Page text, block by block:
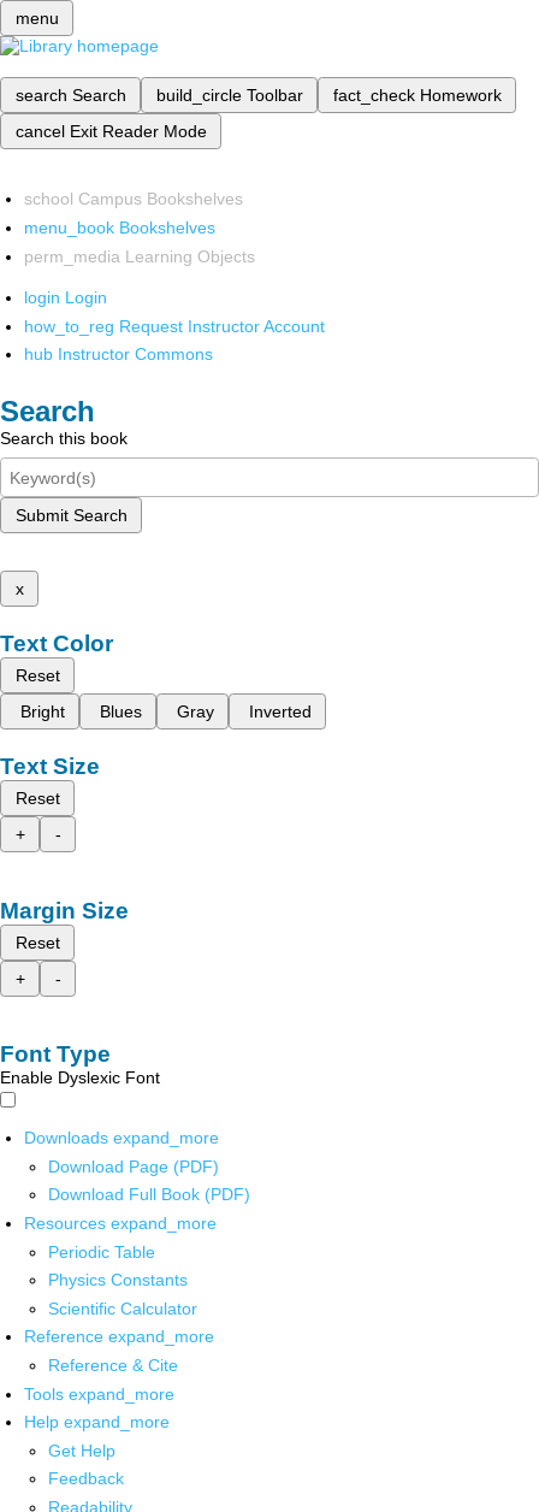
menu
search Search build_circle Toolbar fact_check Homework
cancel Exit Reader Mode
school Campus Bookshelves
menu_book Bookshelves
perm_media Learning Objects
login Login
how_to_reg Request Instructor Account
hub Instructor Commons
Search
Search this book
Submit Search
x
Text Color
Reset
Bright
Blues Gray Inverted
Text Size
Reset
+
-
Margin Size
Reset
+
-
Font Type
Enable Dyslexic Font
Downloads expand_more
Download Page (PDF)
Download Full Book (PDF)
Resources expand_more
Periodic Table
Physics Constants
Scientific Calculator
Reference expand_more
Reference & Cite
Tools expand_more
Help expand_more
Get Help
Feedback
Readability